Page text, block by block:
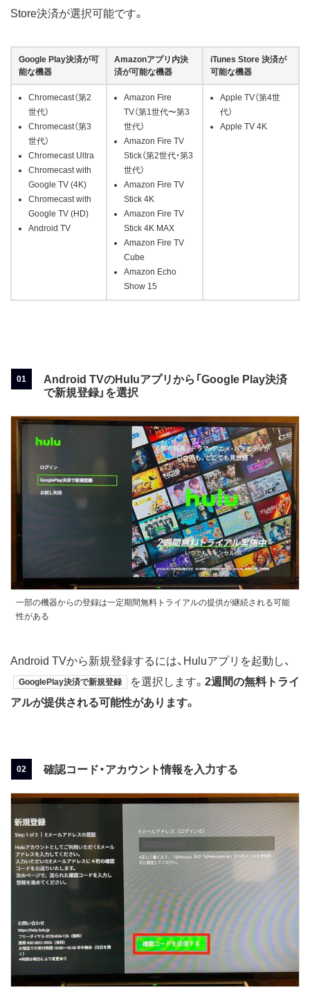
Store決済が選択可能です。
Google Play決済が可
能な機器
Amazonアプリ内決
済が可能な機器
iTunes Store 決済が
可能な機器
Chromecast（第2
世代）
Chromecast（第3
世代）
Chromecast Ultra
Chromecast with
Google TV (4K)
Chromecast with
Google TV (HD)
Android TV
Amazon Fire
TV（第1世代〜第3
世代）
Amazon Fire TV
Stick（第2世代・第3
世代）
Amazon Fire TV
Stick 4K
Amazon Fire TV
Stick 4K MAX
Amazon Fire TV
Cube
Amazon Echo
Show 15
Apple TV（第4世
代）
Apple TV 4K
Android TVのHuluアプリから「Google Play決済
で新規登録」を選択
一部の機器からの登録は一定期間無料トライアルの提供が継続される可能
性がある
Android TVから新規登録するには、Huluアプリを起動し、
GooglePlay決済で新規登録 を選択します。 2週間の無料トライ
アルが提供される可能性があります。
確認コード・アカウント情報を入力する